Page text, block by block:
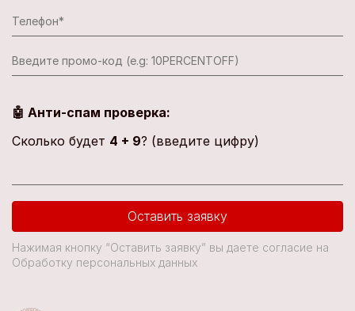
🤖 Анти-спам проверка:
Сколько будет 4 + 9? (введите цифру)
Оставить заявку
Нажимая кнопку “Оставить заявку” вы даете согласие на
Обработку персональных данных